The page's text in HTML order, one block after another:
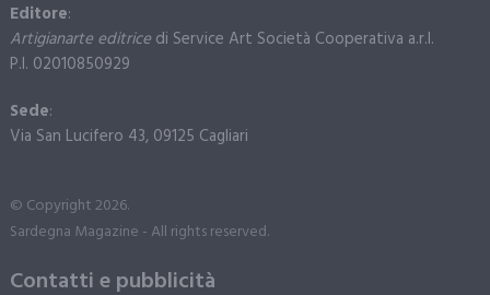
Editore:
Artigianarte editricedi Service Art Società Cooperativa a.r.l.
P.I. 02010850929
Sede:
Via San Lucifero 43, 09125 Cagliari
© Copyright 2026.
Sardegna Magazine - All rights reserved.
Contatti e pubblicità